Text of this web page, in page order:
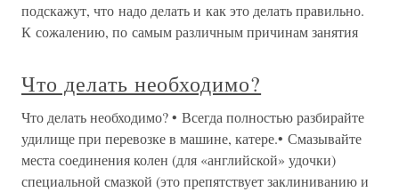
подскажут, что надо делать и как это делать правильно.
К сожалению, по самым различным причинам занятия
Что делать необходимо?
Что делать необходимо? • Всегда полностью разбирайте
удилище при перевозке в машине, катере.• Смазывайте
места соединения колен (для «английской» удочки)
специальной смазкой (это препятствует заклиниванию и